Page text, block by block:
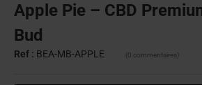
Apple Pie – CBD
Bud
Ref : BEA-MB-APPLE (0 commentaires)